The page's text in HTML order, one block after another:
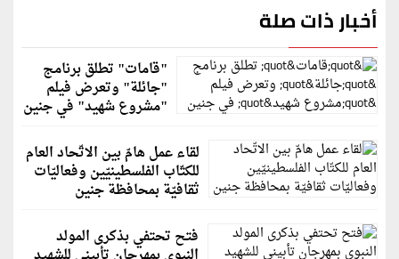
أخبار ذات صلة
"قامات" تطلق برنامج
"جائلة" وتعرض فيلم
"مشروع شهيد" في جنين
لقاء عمل هامّ بين الاتّحاد العام
للكتّاب الفلسطينيّين وفعاليّات
ثقافيّة بمحافظة جنين
فتح تحتفي بذكرى المولد